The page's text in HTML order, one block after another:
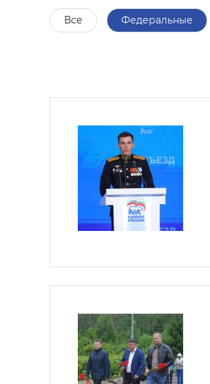
Все Федеральные